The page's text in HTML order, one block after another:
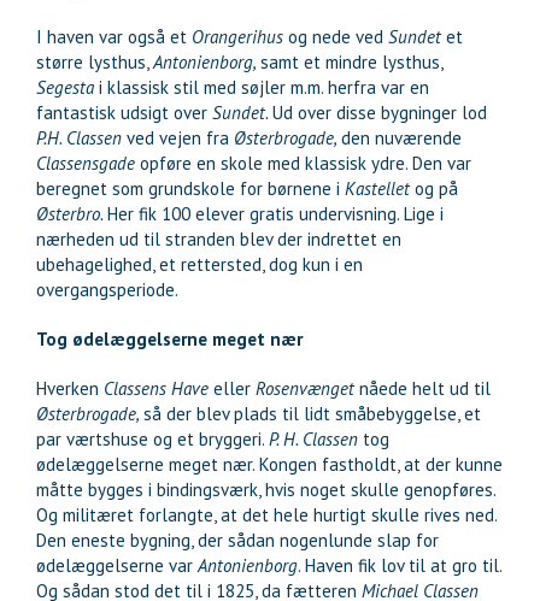
I haven var også et Orangerihus og nede ved Sundetet
større lysthus,Antonienborg, samt et mindre lysthus,
Segesta i klassisk stil med søjler m.m. herfra var en
fantastisk udsigt over Sundet.Ud over disse bygninger lod
P.H. Classen ved vejen fra Østerbrogade, den nuværende
Classensgade opføre en skole med klassisk ydre. Den var
beregnet som grundskole for børnene i Kastelletog på
Østerbro.Her fik 100 elever gratis undervisning. Lige i
nærheden ud til stranden blev der indrettet en
ubehagelighed, et rettersted, dog kun i en
overgangsperiode.
Tog ødelæggelserne meget nær
Hverken Classens Have eller Rosenvængetnåede helt ud til
Østerbrogade, så der blev plads til lidt småbebyggelse, et
par værtshuse og et bryggeri. P. H. Classen tog
ødelæggelserne meget nær. Kongen fastholdt, at der kunne
måtte bygges i bindingsværk, hvis noget skulle genopføres.
Og militæret forlangte, at det hele hurtigt skulle rives ned.
Den eneste bygning, der sådan nogenlunde slap for
ødelæggelserne varAntonienborg. Haven fik lov til at gro til.
Og sådan stod det til i 1825, da fætteren Michael Classen